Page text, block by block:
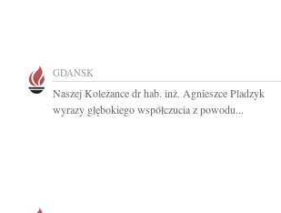
GDAŃSK
Naszej Koleżance dr hab. inż. Agnieszce Pladzyk
wyrazy głębokiego współczucia z powodu...